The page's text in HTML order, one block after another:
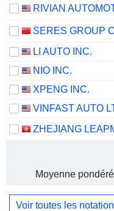
RIVIAN
SERES GROUP
LI AUTO INC.
NIO INC.
XPENG INC.
VINFAST AUTO
Moyenne
Voir toutes les